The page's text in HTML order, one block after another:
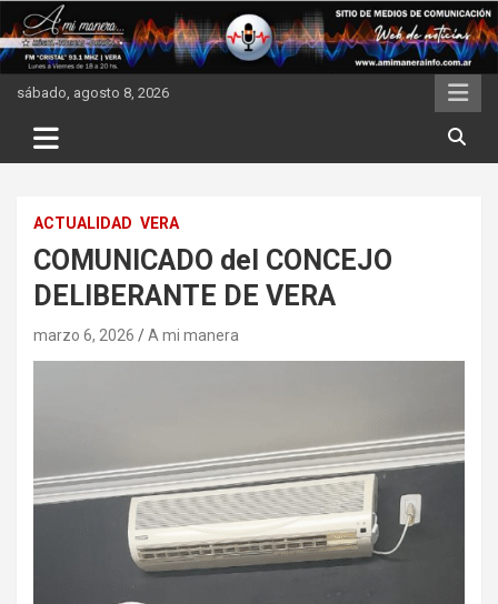
to
content
sábado, agosto 8, 2026
ACTUALIDAD VERA
COMUNICADO del CONCEJO
DELIBERANTE DE VERA
marzo 6, 2026 A mi manera